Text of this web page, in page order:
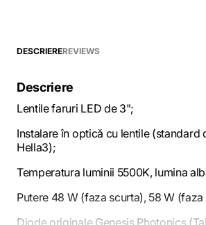
DESCRIEREREVIEWS
Descriere
Lentile faruri LED de 3";
Instalare în optică cu lentile (standard
Hella3);
Temperatura luminii 5500K, lumina
Putere 48 W (faza scurta), 58 W
Diode originale Genesis Photonics